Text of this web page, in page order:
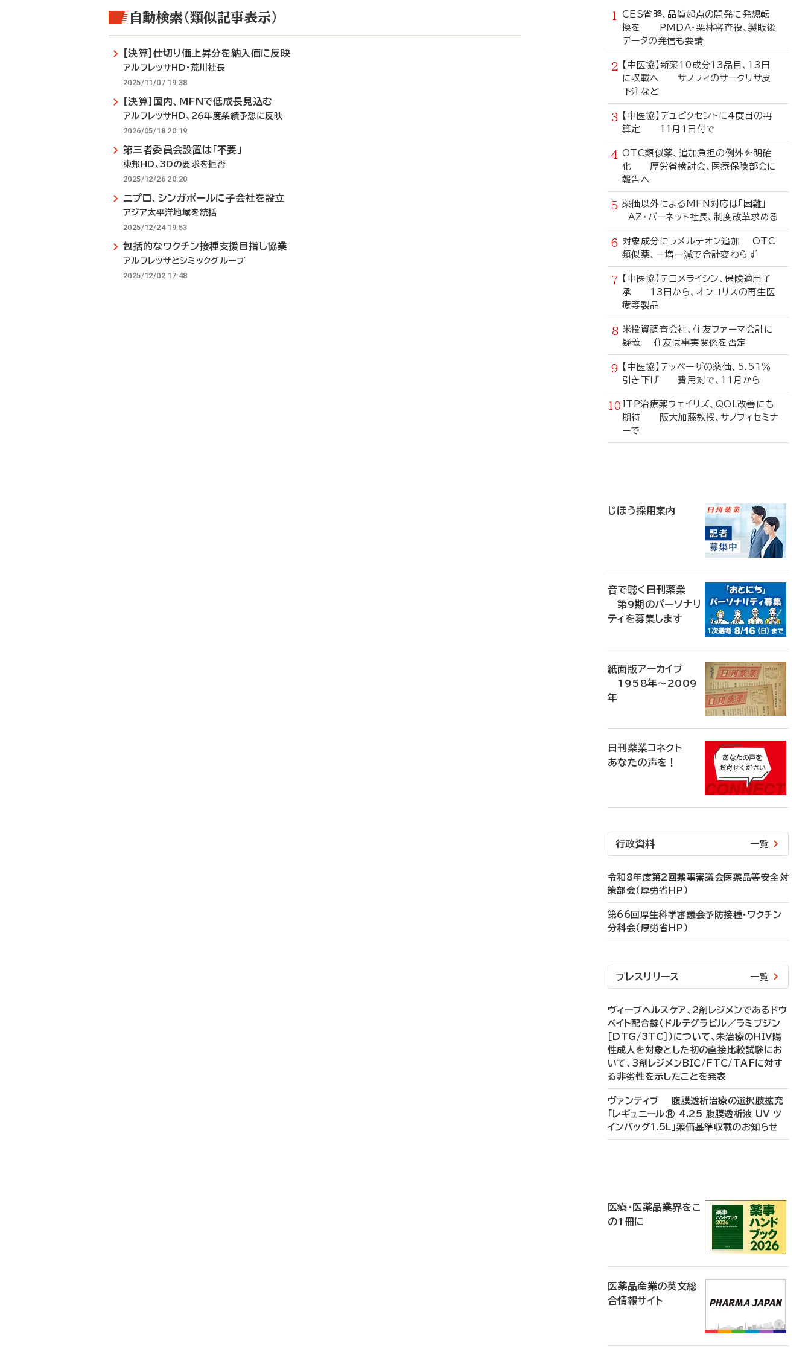
自動検索（類似記事表示）
【決算】仕切り価上昇分を納入価に反映
アルフレッサHD・荒川社長
2025/11/07 19:38
【決算】国内、MFNで低成長見込む
アルフレッサHD、26年度業績予想に反映
2026/05/18 20:19
第三者委員会設置は「不要」
東邦HD、3Dの要求を拒否
2025/12/26 20:20
ニプロ、シンガポールに子会社を設立
アジア太平洋地域を統括
2025/12/24 19:53
包括的なワクチン接種支援目指し協業
アルフレッサとシミックグループ
2025/12/02 17:48
CES省略、品質起点の開発に発想転
換を PMDA・栗林審査役、製販後
データの発信も要請
【中医協】新薬10成分13品目、13日
に収載へ サノフィのサークリサ皮
下注など
【中医協】デュピクセントに4度目の再
算定 11月1日付で
OTC類似薬、追加負担の例外を明確
化 厚労省検討会、医療保険部会に
報告へ
薬価以外によるMFN対応は「困難」
AZ・バーネット社長、制度改革求める
対象成分にラメルテオン追加 OTC
類似薬、一増一減で合計変わらず
【中医協】テロメライシン、保険適用了
承 13日から、オンコリスの再生医
療等製品
米投資調査会社、住友ファーマ会計に
疑義 住友は事実関係を否定
【中医協】テッペーザの薬価、5.51％
引き下げ 費用対で、11月から
ITP治療薬ウェイリズ、QOL改善にも
期待 阪大加藤教授、サノフィセミナ
ーで
じほう採用案内
音で聴く日刊薬業
第9期のパーソナリ
ティを募集します
紙面版アーカイブ
1958年～2009
年
日刊薬業コネクト
あなたの声を！
行政資料 一覧
令和8年度第2回薬事審議会医薬品等安全対
策部会（厚労省HP）
第66回厚生科学審議会予防接種・ワクチン
分科会（厚労省HP）
プレスリリース 一覧
ヴィーブヘルスケア、2剤レジメンであるドウ
ベイト配合錠（ドルテグラビル／ラミブジン
［DTG/3TC］）について、未治療のHIV陽
性成人を対象とした初の直接比較試験にお
いて、3剤レジメンBIC/FTC/TAFに対す
る非劣性を示したことを発表
ヴァンティブ 腹膜透析治療の選択肢拡充
「レギュニール® 4.25 腹膜透析液 UV ツ
インバッグ1.5L」薬価基準収載のお知らせ
医療・医薬品業界をこ
の1冊に
医薬品産業の英文総
合情報サイト